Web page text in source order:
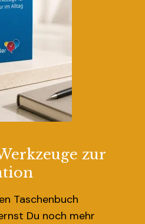
zur
Taschenbuch
Du noch mehr